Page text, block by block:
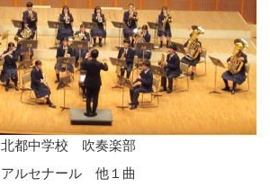
北都中学校 吹奏楽部
アルセナール 他１曲